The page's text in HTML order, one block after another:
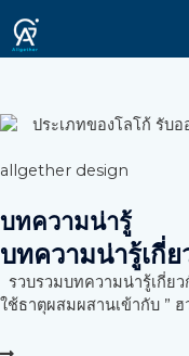
to
content
allgether design
บทความน่ารู้
บทความน่ารู้เกี่
รวบรวมบทความน่ารู้เกี่ย
ใช้ธาตุผสมผสานเข้ากับ ” ฮ